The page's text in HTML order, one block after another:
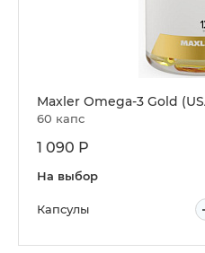
Maxler Omega-3 Gold
60 капс
1 090 Р
На выбор
Капсулы